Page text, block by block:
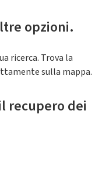
opzioni.
ricerca. Trova la
sulla mappa.
recupero dei